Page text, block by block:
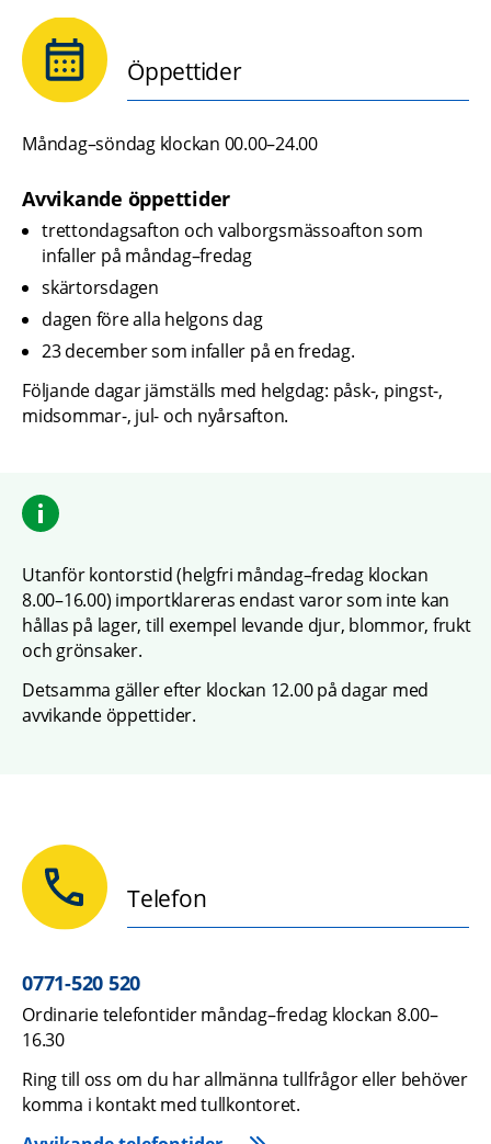
Öppettider
Måndag–söndag klockan 00.00–24.00
Avvikande öppettider
trettondagsafton och valborgsmässoafton som
infaller på måndag–fredag
skärtorsdagen
dagen före alla helgons dag
23 december som infaller på en fredag.
Följande dagar jämställs med helgdag: påsk-, pingst-,
midsommar-, jul- och nyårsafton.
Utanför kontorstid (helgfri måndag–fredag klockan
8.00–16.00) importklareras endast varor som inte kan
hållas på lager, till exempel levande djur, blommor, frukt
och grönsaker.
Detsamma gäller efter klockan 12.00 på dagar med
avvikande öppettider.
Telefon
0771-520 520
Ordinarie telefontider måndag–fredag klockan 8.00–
16.30
Ring till oss om du har allmänna tullfrågor eller behöver
komma i kontakt med tullkontoret.